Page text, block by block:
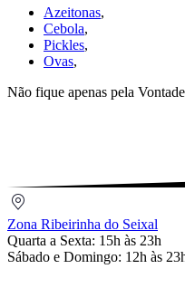
Azeitonas,
Cebola,
Pickles,
Ovas,
Não fique apenas pela
do
Seixal
Zona Ribeirinha do Seixal
Quarta a Sexta: 15h às 23h
Sábado e Domingo: 12h às